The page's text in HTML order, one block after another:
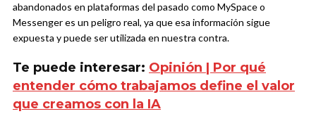
abandonados en plataformas del pasado como MySpace o
Messenger es un peligro real, ya que esa información sigue
expuesta y puede ser utilizada en nuestra contra.
Te puede interesar: Opinión | Por qué
entender cómo trabajamos define el valor
que creamos con la IA